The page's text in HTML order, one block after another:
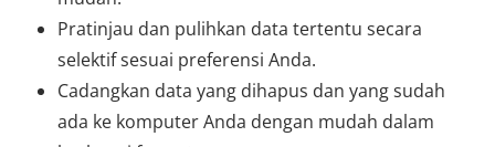
Pratinjau dan pulihkan data tertentu secara
selektif sesuai preferensi Anda.
Cadangkan data yang dihapus dan yang sudah
ada ke komputer Anda dengan mudah dalam